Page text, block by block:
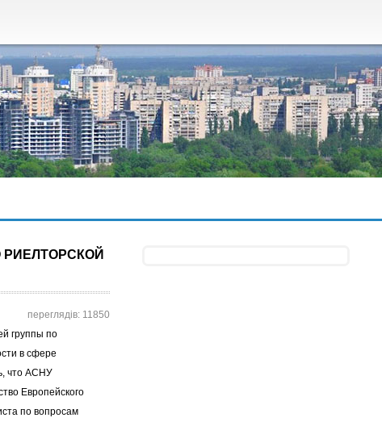
переглядів: 11850
группы по
в сфере
что АСНУ
Европейского
по вопросам